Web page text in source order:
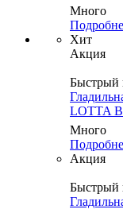
Много
Хит
Акция
Быстрый
LOTTA
Много
Акция
Быстрый